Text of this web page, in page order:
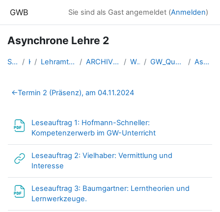
GWB Sie sind als Gast angemeldet (Anmelden)
Asynchrone Lehre 2
Startseite Kurse Lehramtsausbildung GW im Clust... ARCHIV - Lehrveranstaltungen a... WS_2023/24 GW_Quereinsteiger_LV01_2023ws Asynchrone Lehre 2
Abschnittsübersicht
←Termin 2 (Präsenz), am 04.11.2024
Leseauftrag 1: Hofmann-Schneller:
Kompetenzerwerb im GW-Unterricht
Leseauftrag 2: Vielhaber: Vermittlung und
Interesse
Leseauftrag 3: Baumgartner: Lerntheorien und
Lernwerkzeuge.